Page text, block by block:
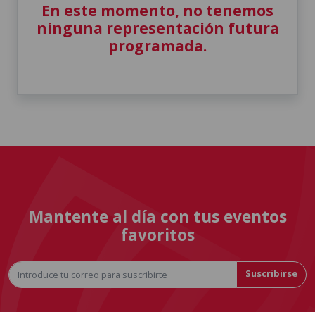
En este momento, no tenemos
ninguna representación futura
programada.
Mantente al día con tus eventos
favoritos
Suscribirse